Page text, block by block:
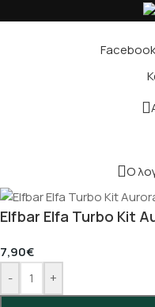
Facebook
Ο
Elfbar Elfa Turbo Kit
7,90€
-
+